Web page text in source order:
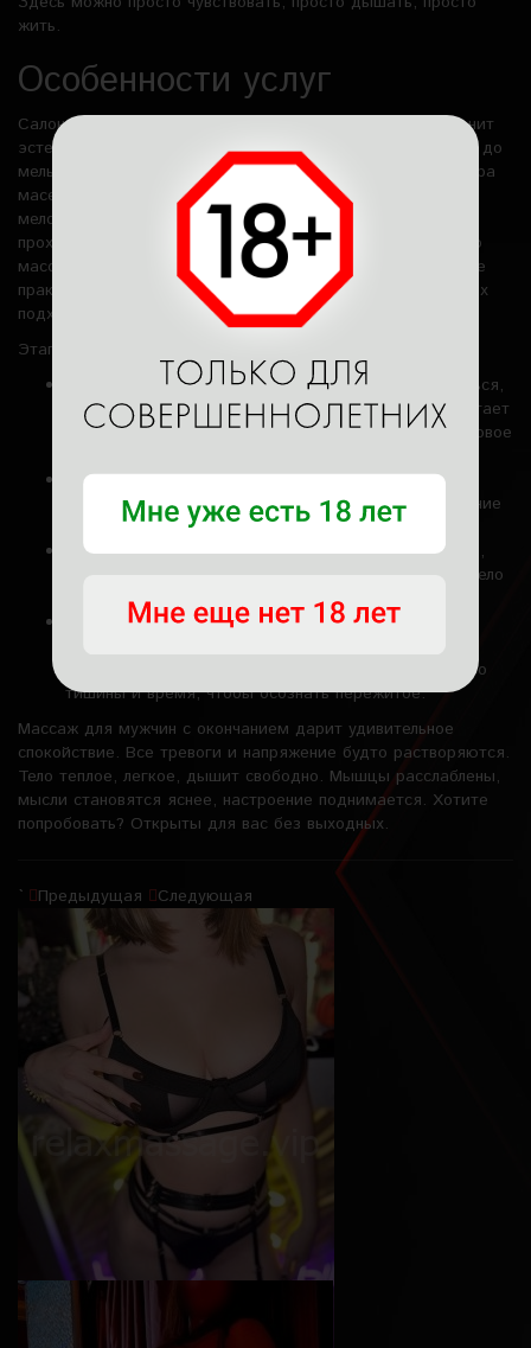
жить.
Особенности услуг
Салон эротического массажа с окончанием в Москве ценит
эстетику, чистоту и конфиденциальность. Все продумано до
мельчайших деталей – от освещения и текстиля до выбора
масел и музыки. Каждая деталь имеет значение, каждая
мелочь создаёт атмосферу гармонии. Мастерицы клуба
проходят специальную подготовку, они изучают не только
массажные техники, но и основы психологии, дыхательные
практики, способы снятия эмоционального напряжения. Их
подход к телу внимательный, бережный, уважительный.
Этапы ритуала:
Подготовка. Мастерица помогает гостю расслабиться,
делает несколько дыхательных упражнений, предлагает
выбрать масло – цитрусовое для бодрости, лавандовое
Массаж тела. Плавные, ритмичные движения,
направленные на снятие напряжения и восстановление
циркуляции энергии.
Глубокое расслабление. Мягкие, медленные касания,
работа с дыханием и вниманием – в этот момент тело
полностью отпускает все зажимы.
Финальная гармонизация. Девушка делает легкие,
равновесию. После этого предлагается чай, немного
тишины и время, чтобы осознать пережитое.
Массаж для мужчин с окончанием дарит удивительное
спокойствие. Все тревоги и напряжение будто растворяются.
Тело теплое, легкое, дышит свободно. Мышцы расслаблены,
мысли становятся яснее, настроение поднимается. Хотите
попробовать? Открыты для вас без выходных.
` Предыдущая Следующая